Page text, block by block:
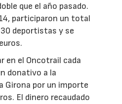
que el año pasado.
participaron un total
deportistas y se
en el Oncotrail cada
donativo a la
Girona por un importe
El dinero recaudado